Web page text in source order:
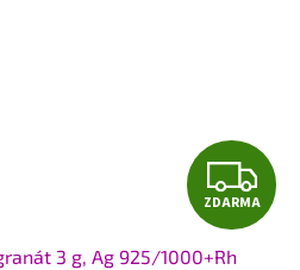
Z
D
ZDARMA
3 g, Ag 925/1000+Rh